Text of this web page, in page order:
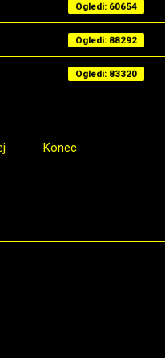
Ogledi: 60654
Ogledi: 88292
Ogledi: 83320
Konec